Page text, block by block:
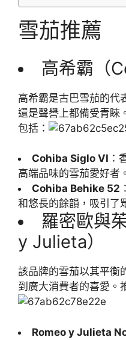
雪茄推薦
高希霸（
高希霸是古巴雪茄的代
還是聲譽上都備受青睞
包括：
Cohiba Siglo VI ：
高端品味的雪茄愛好者。
Cohiba Behike 52
和悠長的餘韻，吸引了
羅密歐與
y Julieta）
該品牌的雪茄以其平衡
到廣大消費者的喜愛。
Romeo y Julieta